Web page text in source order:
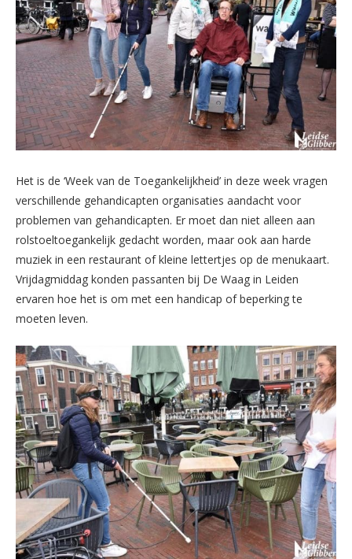
Het is de ‘Week van de Toegankelijkheid’ in deze week vragen
verschillende gehandicapten organisaties aandacht voor
problemen van gehandicapten. Er moet dan niet alleen aan
rolstoeltoegankelijk gedacht worden, maar ook aan harde
muziek in een restaurant of kleine lettertjes op de menukaart.
Vrijdagmiddag konden passanten bij De Waag in Leiden
ervaren hoe het is om met een handicap of beperking te
moeten leven.